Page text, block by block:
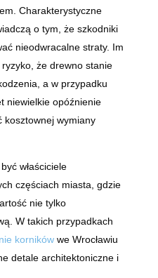
Charakterystyczne
o tym, że szkodniki
nieodwracalne straty. Im
że drewno stanie
a w przypadku
niewielkie opóźnienie
kosztownej wymiany
właściciele
częściach miasta, gdzie
nie tylko
W takich przypadkach
kornikówwe Wrocławiu
detale architektoniczne i